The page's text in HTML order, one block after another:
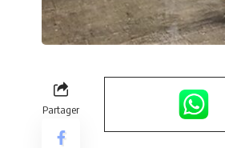
Partager